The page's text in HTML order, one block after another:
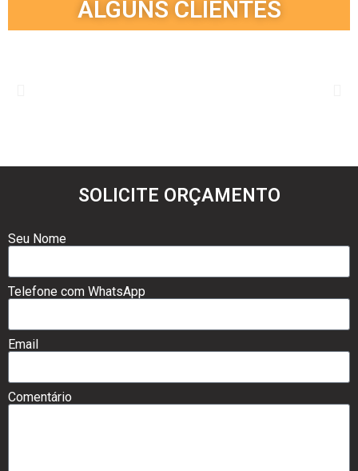
ALGUNS CLIENTES
SOLICITE ORÇAMENTO
Seu Nome
Telefone com WhatsApp
Email
Comentário